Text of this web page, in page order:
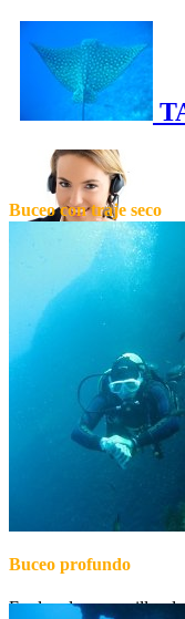
SOMOS
Buceo con traje seco
Permanece caliente y
Buceo profundo
Explora las maravillas